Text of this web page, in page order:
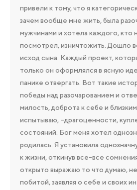
привели к тому, что я
зачем вообще мне жить, была
мужчинами и хотела каждого, кто
посмотрел, изничтожить. Дошло
исход сына. Каждый проект,
только он оформлялся в ясную
панике отвергать. Вот такие
победы над разочарованием и
милость, доброта к себе и
испытываю, –драгоценности,
состояний. Бог меня хотел
родилась. Я установила
к жизни, откинув все-все
открыто выражаю то что думаю,
побитой, заявляя о себе и своих